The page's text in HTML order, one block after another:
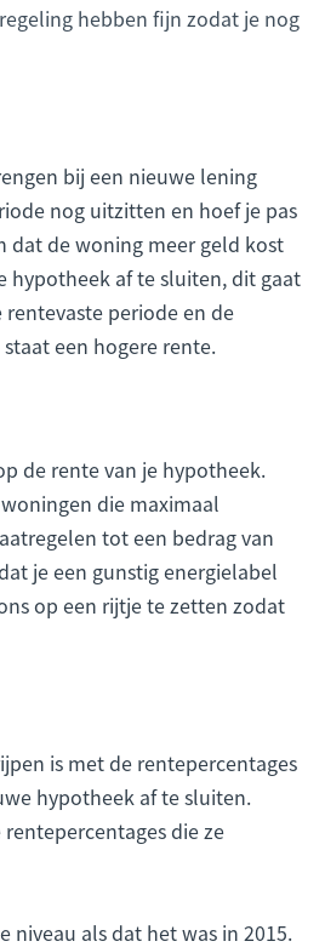
hebben fijn zodat je nog
bij een nieuwe lening
nog uitzitten en hoef je pas
dat de woning meer geld kost
hypotheek af te sluiten, dit gaat
periode en de
een hogere rente.
de rente van je hypotheek.
die maximaal
tot een bedrag van
je een gunstig energielabel
op een rijtje te zetten zodat
is met de rentepercentages
hypotheek af te sluiten.
die ze
niveau als dat het was in 2015.